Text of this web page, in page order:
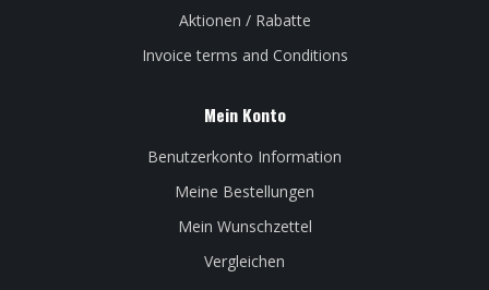
Aktionen / Rabatte
Invoice terms and Conditions
Mein Konto
Benutzerkonto Information
Meine Bestellungen
Mein Wunschzettel
Vergleichen